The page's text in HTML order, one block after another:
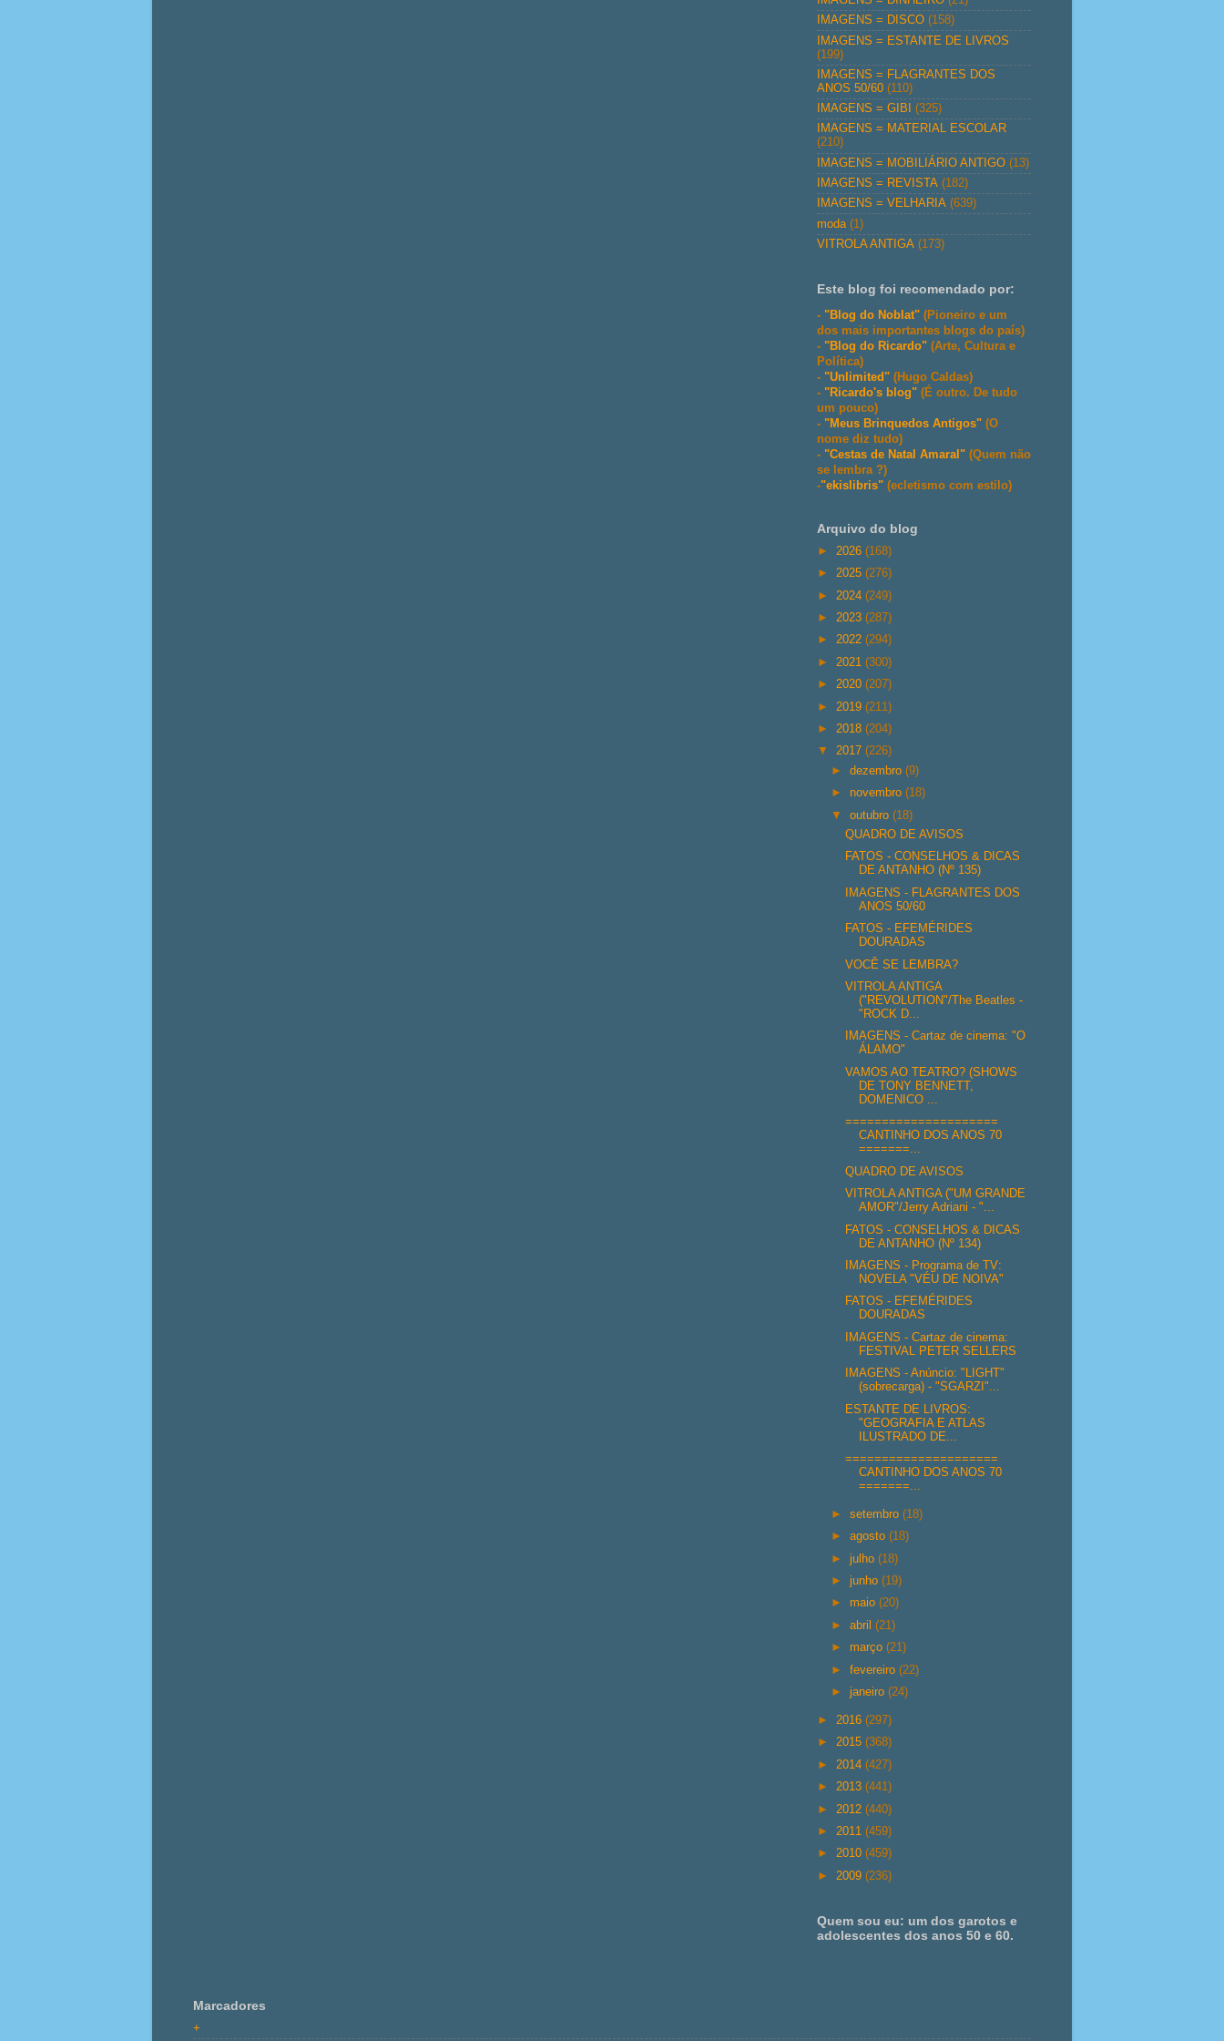
IMAGENS = DISCO (158)
IMAGENS = ESTANTE DE LIVROS
(199)
IMAGENS = FLAGRANTES DOS
ANOS 50/60 (110)
IMAGENS = GIBI
(325)
IMAGENS = MATERIAL ESCOLAR
(210)
IMAGENS = MOBILIÁRIO ANTIGO (13)
IMAGENS = REVISTA (182)
IMAGENS = VELHARIA (639)
moda (1)
VITROLA ANTIGA (173)
Este blog foi recomendado por:
- "Blog do Noblat" (Pioneiro e um
dos mais importantes blogs do país)
- "Blog do Ricardo" (Arte, Cultura e
Política)
- "Unlimited" (Hugo Caldas)
- "Ricardo's blog" (É outro. De tudo
um pouco)
- "Meus Brinquedos Antigos" (O
nome diz tudo)
- "Cestas de Natal Amaral" (Quem não
se lembra ?)
-"ekislibris" (ecletismo com estilo)
Arquivo do blog
► 2026 (168)
► 2025 (276)
► 2024 (249)
► 2023 (287)
► 2022 (294)
► 2021 (300)
► 2020 (207)
► 2019 (211)
► 2018 (204)
▼ 2017 (226)
►dezembro(9)
► novembro(18)
▼outubro(18)
QUADRO DE AVISOS
FATOS - CONSELHOS & DICAS
DE ANTANHO (Nº 135)
IMAGENS - FLAGRANTES DOS
ANOS 50/60
FATOS - EFEMÉRIDES
DOURADAS
VOCÊ SE LEMBRA?
VITROLA ANTIGA
("REVOLUTION"/The Beatles -
"ROCK D...
IMAGENS - Cartaz de cinema: "O
ÁLAMO"
VAMOS AO TEATRO? (SHOWS
DE TONY BENNETT,
DOMENICO ...
=====================
CANTINHO DOS ANOS 70
=======...
QUADRO DE AVISOS
VITROLA ANTIGA ("UM GRANDE
AMOR"/Jerry Adriani - "...
FATOS - CONSELHOS & DICAS
DE ANTANHO (Nº 134)
IMAGENS - Programa de TV:
NOVELA "VÉU DE NOIVA"
FATOS - EFEMÉRIDES
DOURADAS
IMAGENS - Cartaz de cinema:
FESTIVAL PETER SELLERS
IMAGENS - Anúncio: "LIGHT"
(sobrecarga) - "SGARZI"...
ESTANTE DE LIVROS:
"GEOGRAFIA E ATLAS
ILUSTRADO DE...
=====================
CANTINHO DOS ANOS 70
=======...
►setembro(18)
►agosto(18)
►julho(18)
►junho(19)
► maio(20)
►abril(21)
► março(21)
►fevereiro(22)
►janeiro(24)
► 2016 (297)
► 2015 (368)
► 2014 (427)
► 2013 (441)
► 2012 (440)
► 2011 (459)
► 2010 (459)
► 2009 (236)
Quem sou eu: um dos garotos e
adolescentes dos anos 50 e 60.
Marcadores
+